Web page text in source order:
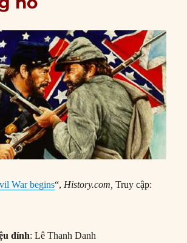
War begins“, History.com,Truy cập:
đính: Lê Thanh Danh